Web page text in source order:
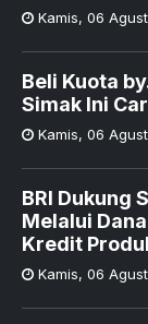
Kamis, 06
Beli Kuota
Simak Ini
Kamis, 06
BRI Dukung
Melalui
Kredit
Kamis, 06